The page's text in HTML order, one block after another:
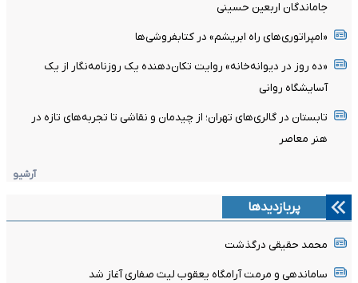
جاماندگان اربعین حسینی
«امپراتوری‌های راه ابریشم» در کتابفروشی‌ها
«ده روز در دیوانه‌خانه» روایت تکان‌دهنده یک روزنامه‌نگار از یک
آسایشگاه روانی
تابستان در گالری‌های تهران؛ از چیدمان و نقاشی تا تجربه‌های تازه در
هنر معاصر
آرشیو
پربازدیدها
محمد حقیقی درگذشت
ساماندهی و مرمت آرامگاه یعقوب لیث صفاری آغاز شد